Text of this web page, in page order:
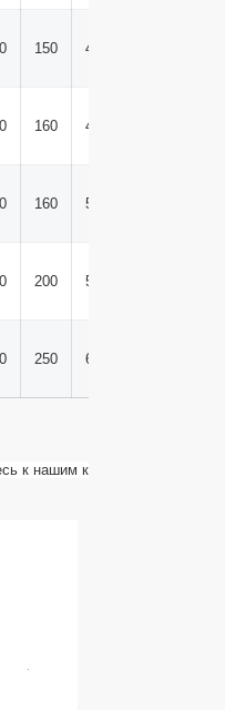
150 40
160 40
160 50
200 50
250 65
к нашим консультантам